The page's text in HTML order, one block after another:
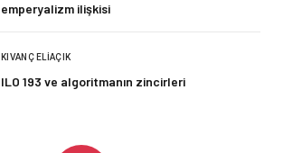
emperyalizm ilişkisi
KIVANÇ ELIAÇIK
ILO 193 ve algoritmanın zincirleri